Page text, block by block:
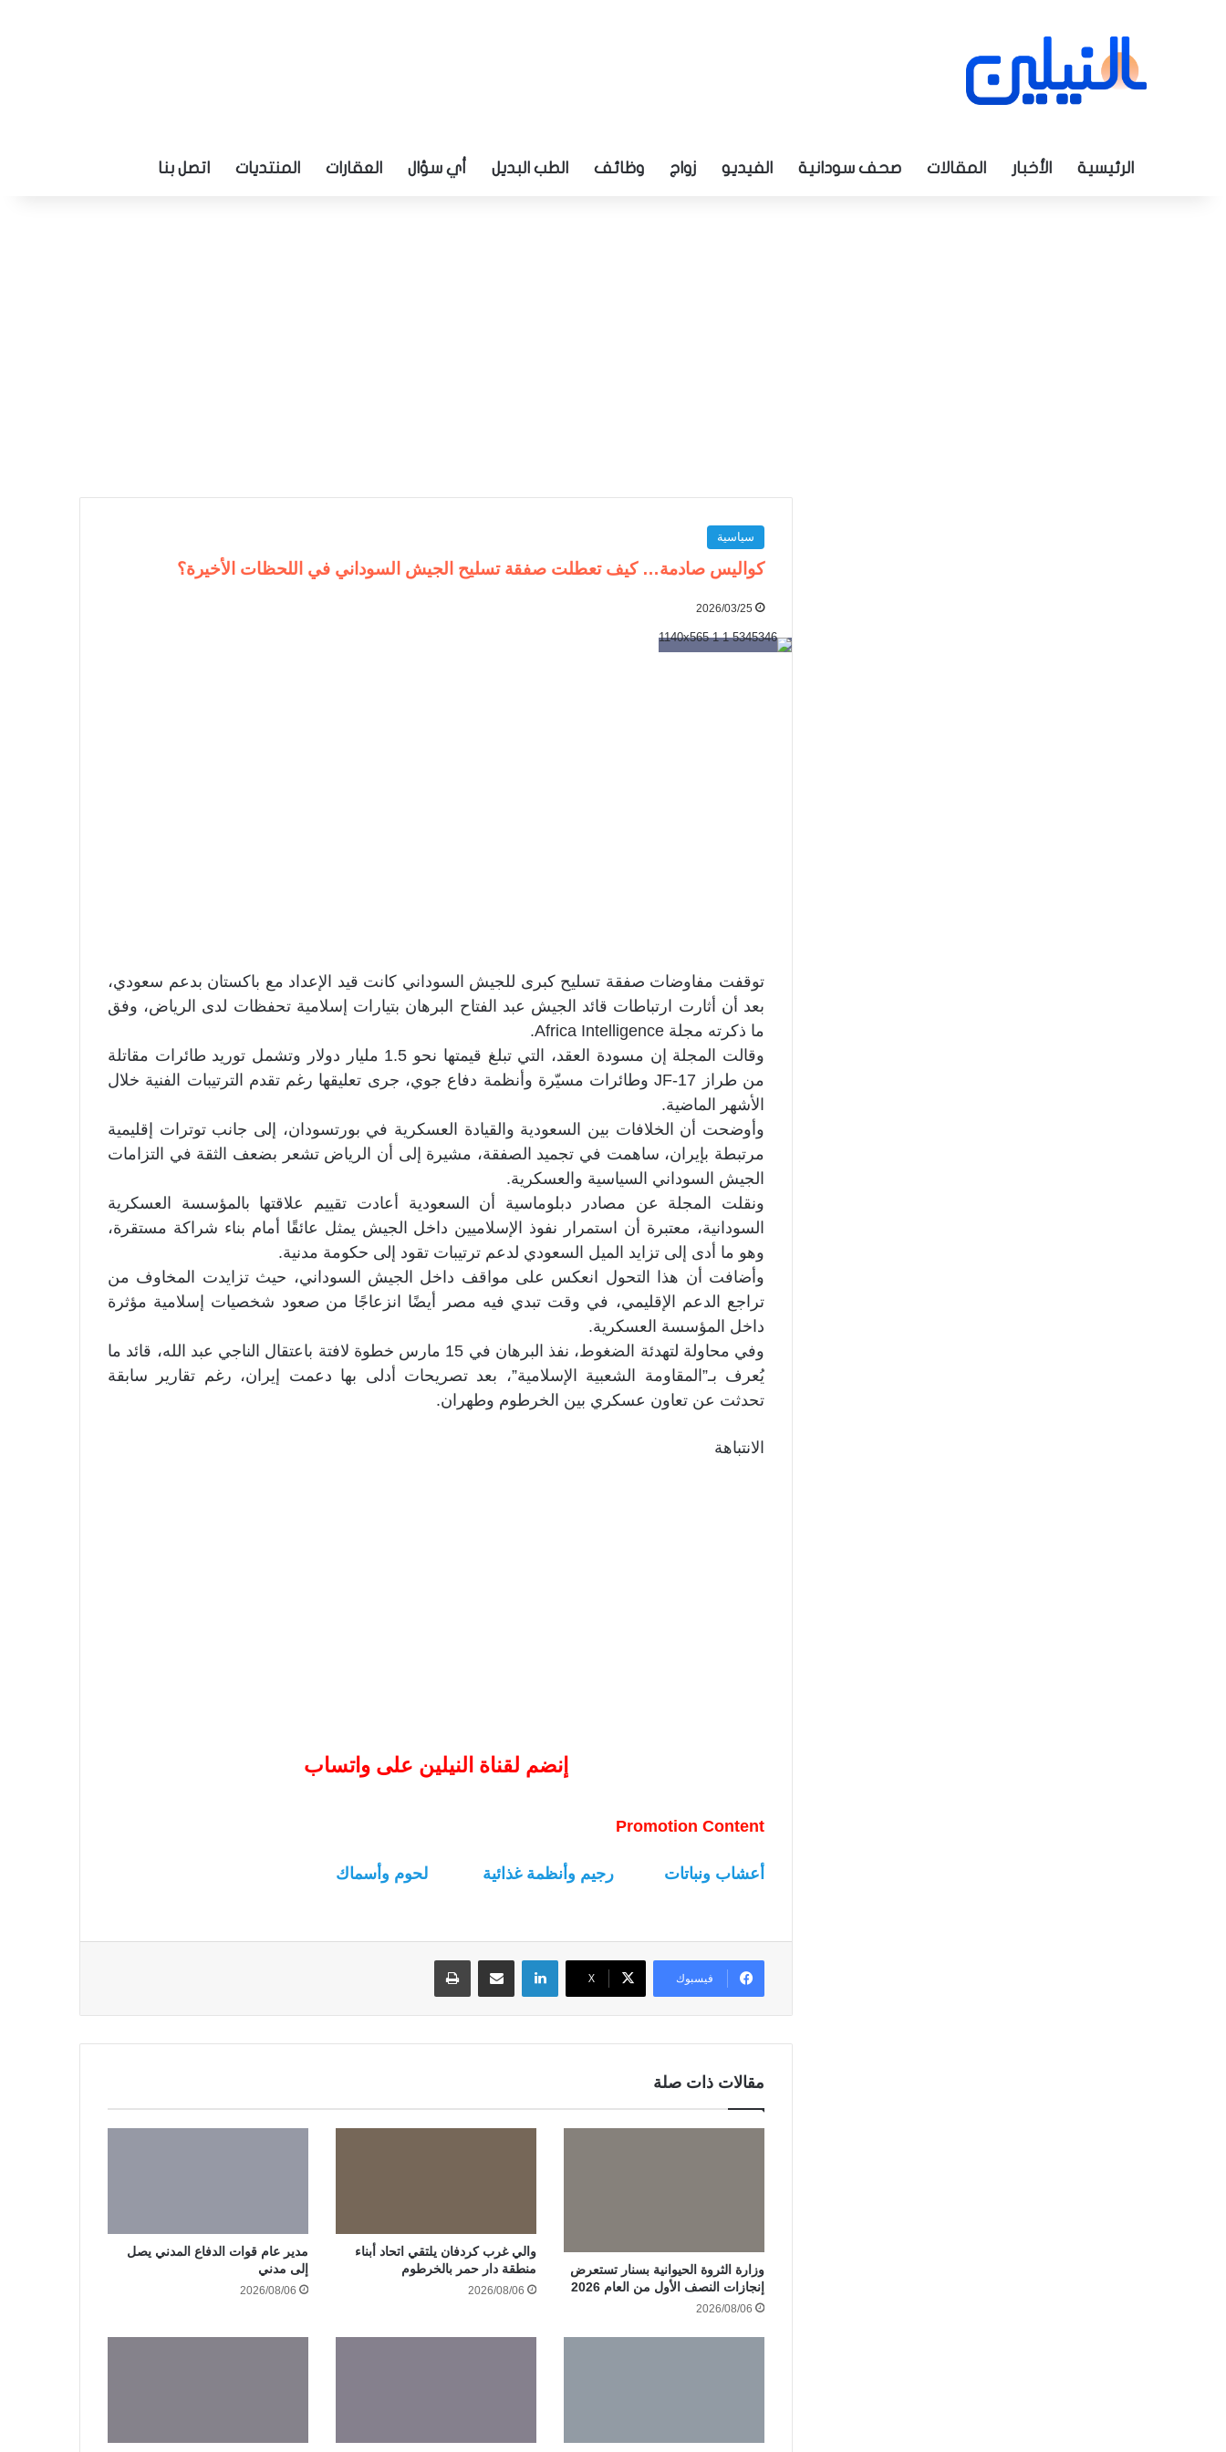
الرئيسية الأخبار المقالات صحف سودانية الفيديو زواج وظائف الطب البديل أي سؤال العقارات المنتديات اتصل بنا
سياسية
كواليس صادمة… كيف تعطلت صفقة تسليح الجيش السوداني في اللحظات الأخيرة؟
2026/03/25
توقفت مفاوضات صفقة تسليح كبرى للجيش السوداني كانت قيد الإعداد مع باكستان بدعم سعودي،
بعد أن أثارت ارتباطات قائد الجيش عبد الفتاح البرهان بتيارات إسلامية تحفظات لدى الرياض، وفق
ما ذكرته مجلة Africa Intelligence.
وقالت المجلة إن مسودة العقد، التي تبلغ قيمتها نحو 1.5 مليار دولار وتشمل توريد طائرات مقاتلة
من طراز JF‑17 وطائرات مسيّرة وأنظمة دفاع جوي، جرى تعليقها رغم تقدم الترتيبات الفنية خلال
الأشهر الماضية.
وأوضحت أن الخلافات بين السعودية والقيادة العسكرية في بورتسودان، إلى جانب توترات إقليمية
مرتبطة بإيران، ساهمت في تجميد الصفقة، مشيرة إلى أن الرياض تشعر بضعف الثقة في التزامات
الجيش السوداني السياسية والعسكرية.
ونقلت المجلة عن مصادر دبلوماسية أن السعودية أعادت تقييم علاقتها بالمؤسسة العسكرية
السودانية، معتبرة أن استمرار نفوذ الإسلاميين داخل الجيش يمثل عائقًا أمام بناء شراكة مستقرة،
وهو ما أدى إلى تزايد الميل السعودي لدعم ترتيبات تقود إلى حكومة مدنية.
وأضافت أن هذا التحول انعكس على مواقف داخل الجيش السوداني، حيث تزايدت المخاوف من
تراجع الدعم الإقليمي، في وقت تبدي فيه مصر أيضًا انزعاجًا من صعود شخصيات إسلامية مؤثرة
داخل المؤسسة العسكرية.
وفي محاولة لتهدئة الضغوط، نفذ البرهان في 15 مارس خطوة لافتة باعتقال الناجي عبد الله، قائد ما
يُعرف بـ”المقاومة الشعبية الإسلامية”، بعد تصريحات أدلى بها دعمت إيران، رغم تقارير سابقة
تحدثت عن تعاون عسكري بين الخرطوم وطهران.
الانتباهة
إنضم لقناة النيلين على واتساب
Promotion Content
أعشاب ونباتات رجيم وأنظمة غذائية لحوم وأسماك
فيسبوك ‫X
لينكدإن
مقالات ذات صلة
وزارة الثروة الحيوانية بسنار تستعرض
إنجازات النصف الأول من العام 2026
2026/08/06
والي غرب كردفان يلتقي اتحاد أبناء
منطقة دار حمر بالخرطوم
2026/08/06
مدير عام قوات الدفاع المدني يصل
إلى مدني
2026/08/06